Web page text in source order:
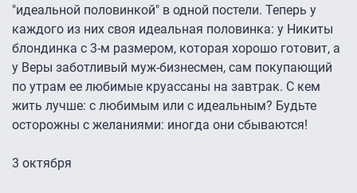
"идеальной половинкой" в одной постели. Теперь у
каждого из них своя идеальная половинка: у Никиты
блондинка с 3-м размером, которая хорошо готовит, а
у Веры заботливый муж-бизнесмен, сам покупающий
по утрам ее любимые круассаны на завтрак. С кем
жить лучше: с любимым или с идеальным? Будьте
осторожны с желаниями: иногда они сбываются!
3 октября